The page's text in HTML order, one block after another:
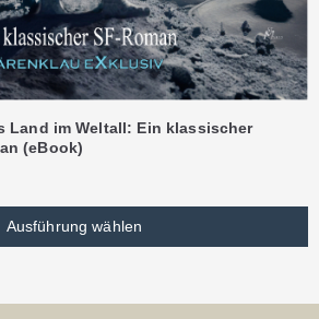
Land im Weltall: Ein klassischer
(eBook)
Ausführung wählen